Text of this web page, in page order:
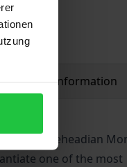
safety information
the Whiteheadian
one of the most